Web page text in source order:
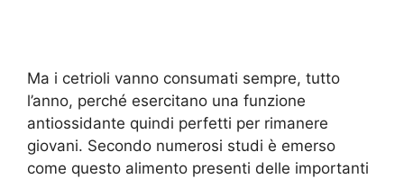
Ma i cetrioli vanno consumati sempre, tutto
l’anno, perché esercitano una funzione
antiossidante quindi perfetti per rimanere
giovani. Secondo numerosi studi è emerso
come questo alimento presenti delle importanti